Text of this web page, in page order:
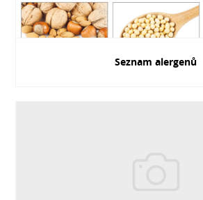
Seznam alergenů